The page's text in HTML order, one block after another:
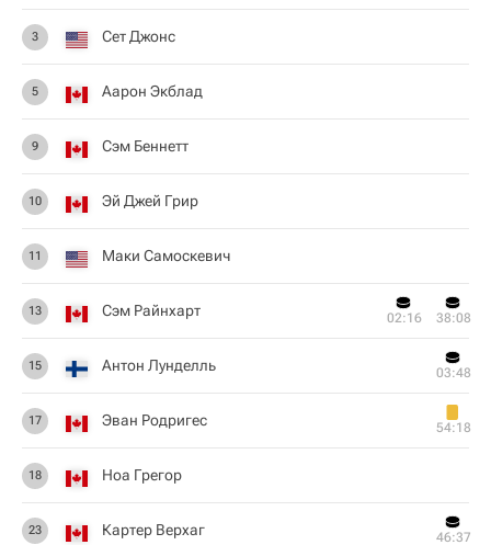
3 Сет Джонс
5 Аарон Экблад
9 Сэм Беннетт
10 Эй Джей Грир
11 Маки Самоскевич
13 Сэм Райнхарт 02:16 38:08
15 Антон Лунделль 03:48
17 Эван Родригес 54:18
18 Ноа Грегор
23 Картер Верхаг 46:37